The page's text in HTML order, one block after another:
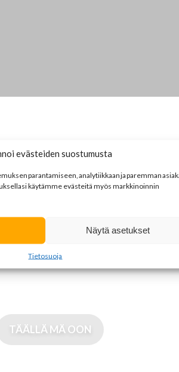
evästeiden suostumusta
parantamiseen analytiikkaanjaparemman
käytämme evästeitä myös markkinoinnin
Näytä asetukset
Tietosuoja
TÄÄLLÄ MÄ OON